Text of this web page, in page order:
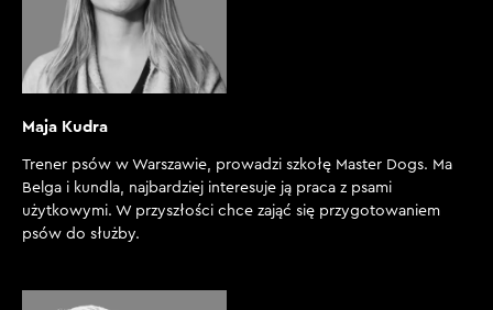
Maja Kudra
Trener psów w Warszawie, prowadzi szkołę Master Dogs. Ma
Belga i kundla, najbardziej interesuje ją praca z psami
użytkowymi. W przyszłości chce zająć się przygotowaniem
psów do służby.